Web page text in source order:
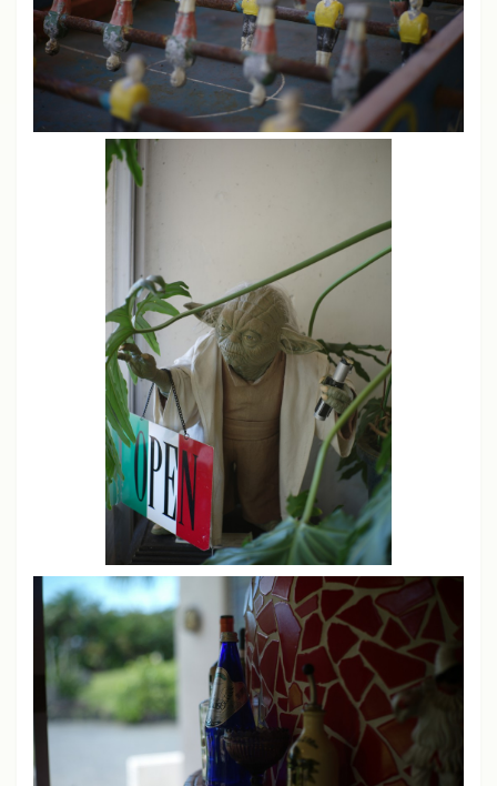
ライカM11、M10-P、M240、SL
シャープネス
中
彩度 中
ソニーα7、α7 III
クリエイティブスタイル スタンダードモード